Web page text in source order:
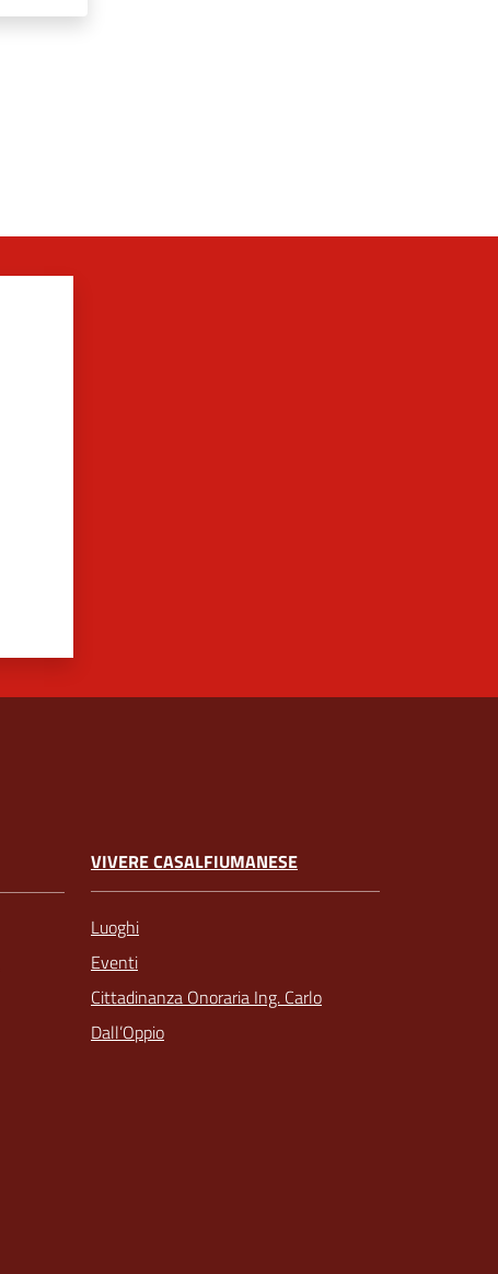
VIVERE CASALFIUMANESE
Luoghi
Eventi
Cittadinanza Onoraria Ing. Carlo
Dall’Oppio